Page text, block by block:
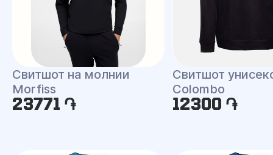
Свитшот на молнии
Morfiss
23771 ֏
Свитшот
Colombo
12300 ֏